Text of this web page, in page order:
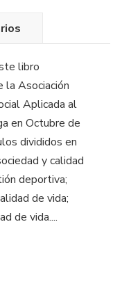
libro
la Asociación
Aplicada al
en Octubre de
divididos en
y calidad
deportiva;
de vida;
de vida....